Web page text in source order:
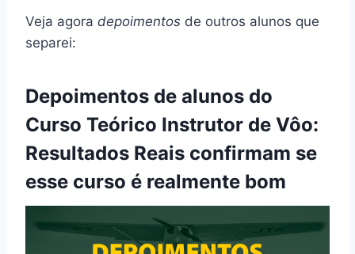
Veja agora depoimentos de outros alunos que
separei:
Depoimentos de alunos do
Curso Teórico Instrutor de Vôo:
Resultados Reais confirmam se
esse curso é realmente bom